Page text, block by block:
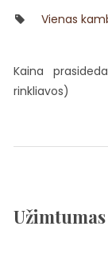
Vienas
Kaina
rinkliavos)
Užimtumas